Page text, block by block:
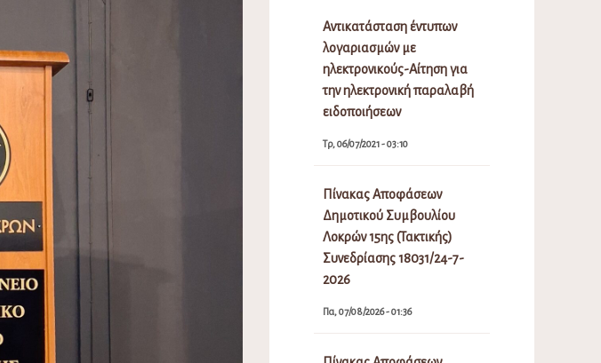
Αντικατάσταση έντυπων
λογαριασμών με
ηλεκτρονικούς-Αίτηση για
την ηλεκτρονική παραλαβή
ειδοποιήσεων
Τρ, 06/07/2021 - 03:10
Πίνακας Αποφάσεων
Δημοτικού Συμβουλίου
Λοκρών 15ης (Τακτικής)
Συνεδρίασης 18031/24-7-
2026
Πα, 07/08/2026 - 01:36